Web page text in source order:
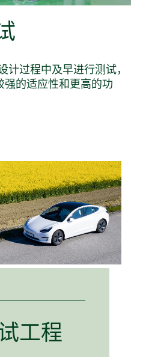
过程中及早进行测试，
的适应性和更高的功
工程